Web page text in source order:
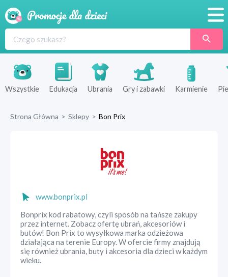
Produkty
Sklepy
Wszystkie Edukacja Ubrania Gry i zabawki Karmienie
Strona Główna > Sklepy > Bon Prix
www.bonprix.pl
Bonprix kod rabatowy, czyli sposób na tańsze zakupy
przez internet. Zobacz ofertę ubrań, akcesoriów i
butów! Bon Prix to wysyłkowa marka odzieżowa
działająca na terenie Europy. W ofercie firmy znajdują
się również ubrania, buty i akcesoria dla dzieci w każdym
wieku.